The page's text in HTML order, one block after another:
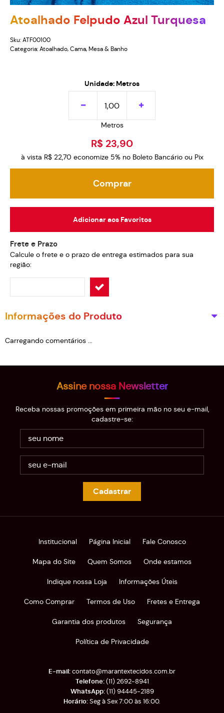
Atoalhado Felpudo Azul Turquesa
Sku: ATF00100
Categoria: Atoalhado, Cama, Mesa & Banho
Unidade: Metros
Metros
R$ 23,90
à vista R$ 22,70 economize 5% no Boleto Bancário ou Pix
Comprar
Adicionar aos Favoritos
Frete e Prazo
Calcule o frete e o prazo de entrega estimados para sua
região:
Informações do Produto
Carregando comentários ...
Assine nossa Newsletter
Receba nossas promoções em primeira mão no seu e-mail,
cadastre-se:
Cadastrar
Institucional Página Inicial Fale Conosco
Mapa do Site Quem Somos Onde estamos
Indique nossa Loja Informações Úteis
Como Comprar Termos de Uso Fretes e Entrega
Garantia dos produtos Segurança
Política de Privacidade
(11)2692-8941
(11)94445-2189
Seg à Sex 7:00 às 16:00.
contato@marantextecidos.com.br